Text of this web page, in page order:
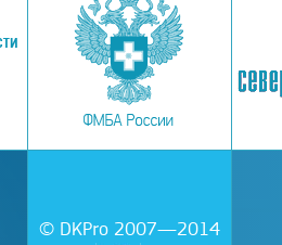
© DKPro 2007—2014